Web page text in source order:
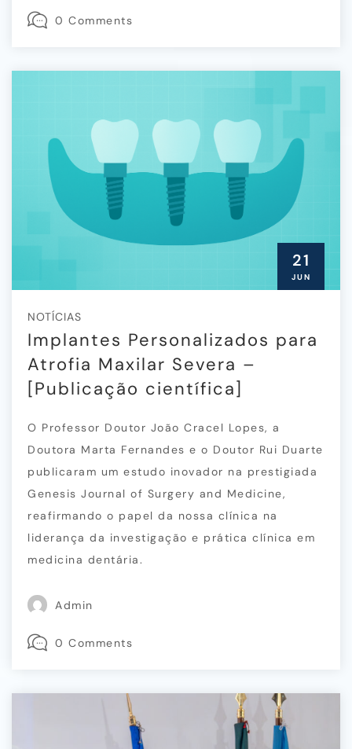
0 Comments
21
JUN
NOTÍCIAS
Implantes Personalizados para
Atrofia Maxilar Severa –
[Publicação científica]
O Professor Doutor João Cracel Lopes, a
Doutora Marta Fernandes e o Doutor Rui Duarte
publicaram um estudo inovador na prestigiada
Genesis Journal of Surgery and Medicine,
reafirmando o papel da nossa clínica na
liderança da investigação e prática clínica em
medicina dentária.
Admin
0 Comments